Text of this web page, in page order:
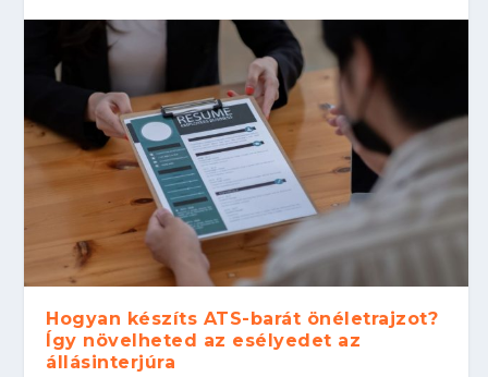
Hogyan készíts ATS-barát önéletrajzot?
Így növelheted az esélyedet az
állásinterjúra